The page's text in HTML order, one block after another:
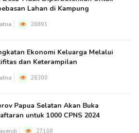
Lahan di Kampung
28891
Ekonomi Keluarga Melalui
dan Keterampilan
28300
Papua Selatan Akan Buka
untuk 1000 CPNS 2024
27108